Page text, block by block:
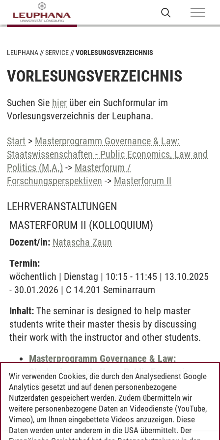
LEUPHANA SERVICE VORLESUNGSVERZEICHNIS
VORLESUNGSVERZEICHNIS
Suchen Sie hier über ein Suchformular im
Vorlesungsverzeichnis der Leuphana.
Start > Masterprogramm Governance & Law:
Staatswissenschaften - Public Economics, Law and
Politics (M.A.) -> Masterforum /
Forschungsperspektiven -> Masterforum II
LEHRVERANSTALTUNGEN
MASTERFORUM II (KOLLOQUIUM)
Dozent/in: Natascha Zaun
Termin:
wöchentlich | Dienstag | 10:15 - 11:45 | 13.10.2025
- 30.01.2026 | C 14.201 Seminarraum
Inhalt: The seminar is designed to help master
students write their master thesis by discussing
their work with the instructor and other students.
Masterprogramm Governance & Law:
Staatswissenschaften - Public Economics,
Law and Politics-Masterforum /
Forschungsperspektiven-Masterforum II
Wir verwenden Cookies, die durch den Analysedienst Google
Analytics gesetzt und auf denen personenbezogene
Nutzerdaten gespeichert werden. Zudem übermitteln wir
weitere personenbezogene Daten an Videodienste (YouTube,
Vimeo), um Ihnen eingebettete Videos anzuzeigen. Diese
Daten werden unter anderem in die USA übermittelt. Der